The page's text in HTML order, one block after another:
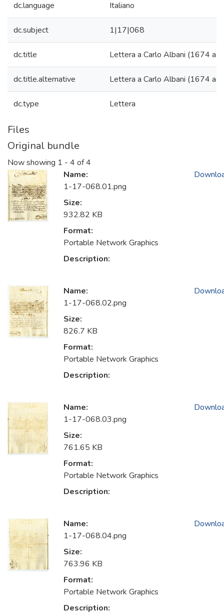
dc.language Italiano
dc.subject 1|17|068
dc.title Lettera a Carlo Albani (1674
dc.title.alternative Lettera a Carlo Albani (1674
dc.type Lettera
Files
Original bundle
Now showing 1 - 4 of 4
Name:
1-17-068.01.png
Size:
932.82 KB
Format:
Portable Network Graphics
Description:
Name:
1-17-068.02.png
Size:
826.7 KB
Format:
Portable Network Graphics
Description:
Name:
1-17-068.03.png
Size:
761.65 KB
Format:
Portable Network Graphics
Description:
Name:
1-17-068.04.png
Size:
763.96 KB
Format:
Portable Network Graphics
Description: